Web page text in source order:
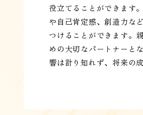
役立てることができます
や自己肯定感、創造力な
つけることができます。
めの大切なパートナーと
響は計り知れず、将来の